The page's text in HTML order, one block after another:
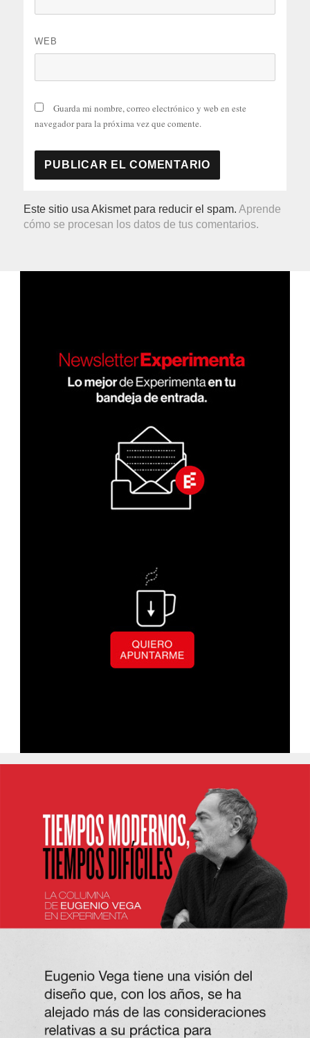
WEB
Guarda mi nombre, correo electrónico y web en este
navegador para la próxima vez que comente.
Este sitio usa Akismet para reducir el spam.Aprende
cómo se procesan los datos de tus comentarios.